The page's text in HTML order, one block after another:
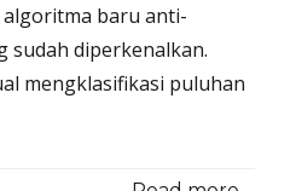
algoritma baru anti-
sudah diperkenalkan.
mengklasifikasi puluhan